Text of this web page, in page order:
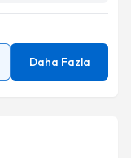
Daha Fazla